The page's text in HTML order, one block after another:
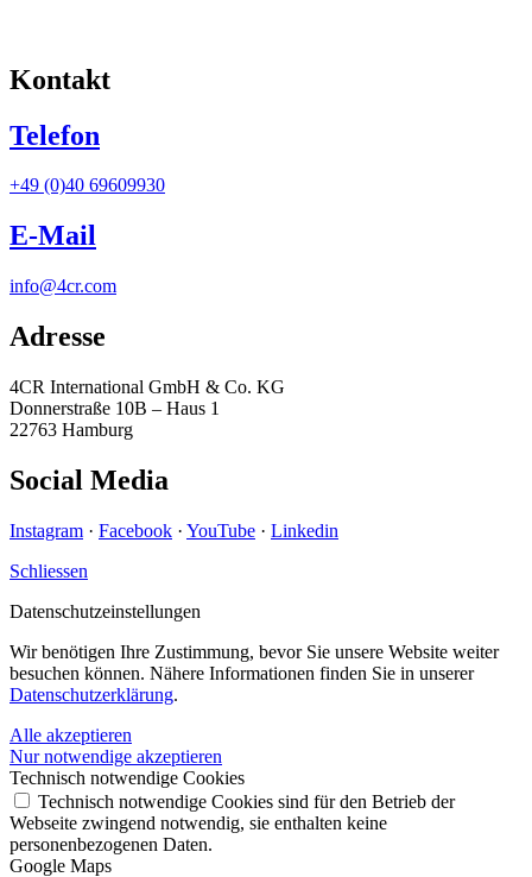
Kontakt
Telefon
+49 (0)40 69609930
E-Mail
info@4cr.com
Adresse
4CR International GmbH & Co. KG
Donnerstraße 10B – Haus 1
22763 Hamburg
Social Media
Instagram · Facebook · YouTube · Linkedin
Schliessen
Datenschutz­einstellungen
Wir benötigen Ihre Zustimmung, bevor Sie unsere Website weiter
besuchen können. Nähere Informationen finden Sie in unserer
Datenschutzerklärung.
Alle akzeptieren
Nur notwendige akzeptieren
Technisch notwendige Cookies
Technisch notwendige Cookies sind für den Betrieb der
Webseite zwingend notwendig, sie enthalten keine
personenbezogenen Daten.
Google Maps